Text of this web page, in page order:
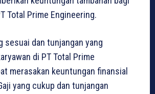
Total Prime Engineering.
sesuai dan tunjangan yang
di PT Total Prime
merasakan keuntungan finansial
yang cukup dan tunjangan